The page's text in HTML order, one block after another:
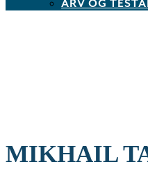
ARV OG
MIKHAIL